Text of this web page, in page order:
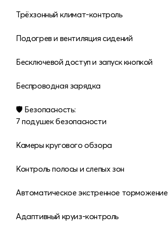
Трёхзонный климат-контроль
Подогрев и вентиляция сидений
Бесключевой доступ и запуск кнопкой
Беспроводная зарядка
🛡 Безопасность:
7 подушек безопасности
Камеры кругового обзора
Контроль полосы и слепых зон
Автоматическое экстренное торможение
Адаптивный круиз-контроль